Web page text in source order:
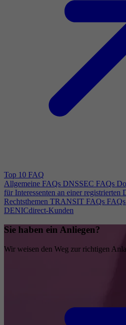
Top 10 FAQ
Allgemeine FAQs DNSSEC FAQs
für Interessenten an einer registrierten
Rechtsthemen TRANSIT FAQs
DENICdirect-Kunden
Sie haben ein Anliegen?
Wir weisen den Weg zur richtigen